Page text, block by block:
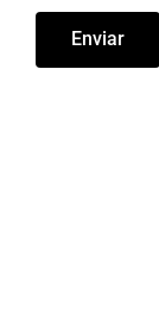
Enviar